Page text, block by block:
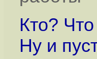
Кто?
Ну и